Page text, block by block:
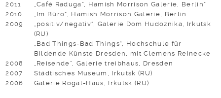
2011
„Café Raduga”, Hamish Morrison Galerie, Berlin*
2010
„Im Büro“, Hamish Morrison Galerie, Berlin
2009
„positiv/negativ“, Galerie Dom Hudoznika, Irkutsk
(RU)
„Bad Things-Bad Things“, Hochschule für
Bildende Künste Dresden, mit Clemens Reinecke
2008
„Reisende“, Galerie treibhaus, Dresden
2007
Städtisches Museum, Irkutsk (RU)
2006
Galerie Rogal-Haus, Irkutsk (RU)